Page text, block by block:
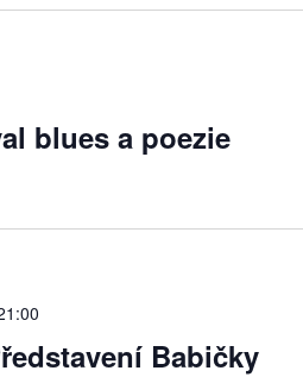
blues a poezie
Babičky